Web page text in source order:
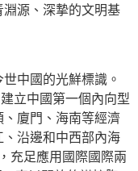
源、深摯的文明基
中國的光鮮標識。
立中國第一個內向型
廈門、海南等經濟
沿邊和中西部內海
充足應用國際國際兩